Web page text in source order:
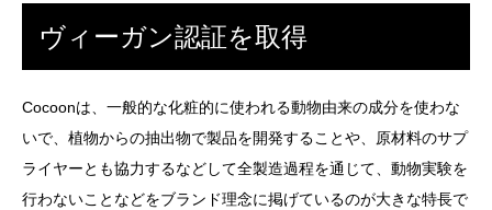
ヴィーガン認証を取得
Cocoonは、一般的な化粧的に使われる動物由来の成分を使わな
いで、植物からの抽出物で製品を開発することや、原材料のサプ
ライヤーとも協力するなどして全製造過程を通じて、動物実験を
行わないことなどをブランド理念に掲げているのが大きな特長で